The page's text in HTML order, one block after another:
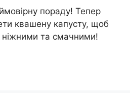
пораду! Тепер
квашену капусту, щоб
та смачними!